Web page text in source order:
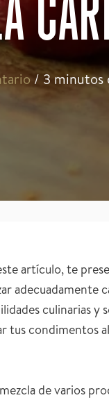
/ 3 minutos
artículo, te
adecuadamente
culinarias
tus condimentos
de varios